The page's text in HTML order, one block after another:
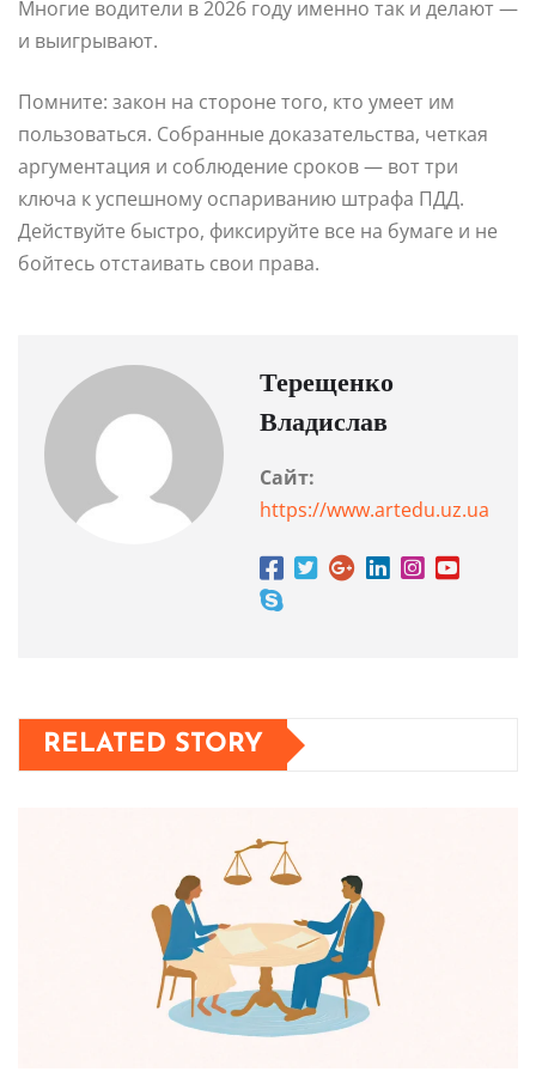
Многие водители в 2026 году именно так и делают —
и выигрывают.
Помните: закон на стороне того, кто умеет им
пользоваться. Собранные доказательства, четкая
аргументация и соблюдение сроков — вот три
ключа к успешному оспариванию штрафа ПДД.
Действуйте быстро, фиксируйте все на бумаге и не
бойтесь отстаивать свои права.
Терещенко
Владислав
Сайт:
https://www.artedu.uz.ua
RELATED STORY